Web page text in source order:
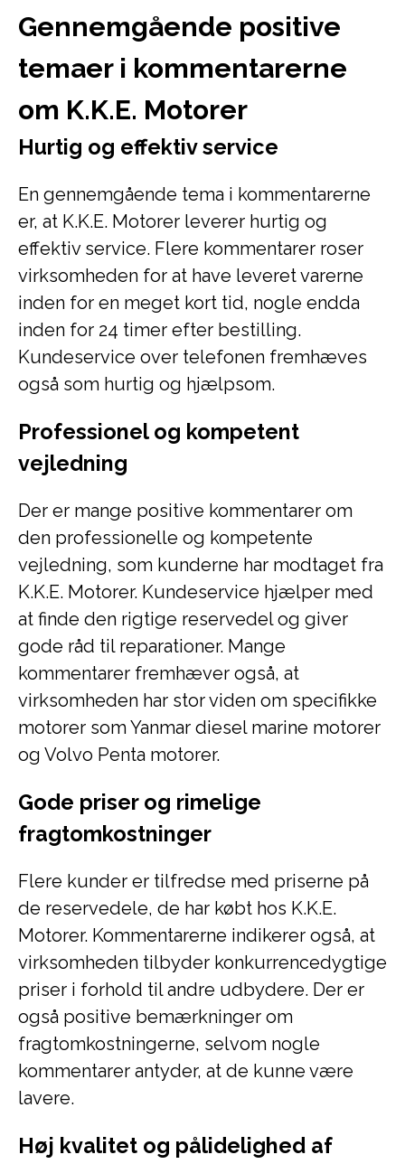
Gennemgående positive
temaer i kommentarerne
om K.K.E. Motorer
Hurtig og effektiv service
En gennemgående tema i kommentarerne
er, at K.K.E. Motorer leverer hurtig og
effektiv service. Flere kommentarer roser
virksomheden for at have leveret varerne
inden for en meget kort tid, nogle endda
inden for 24 timer efter bestilling.
Kundeservice over telefonen fremhæves
også som hurtig og hjælpsom.
Professionel og kompetent
vejledning
Der er mange positive kommentarer om
den professionelle og kompetente
vejledning, som kunderne har modtaget fra
K.K.E. Motorer. Kundeservice hjælper med
at finde den rigtige reservedel og giver
gode råd til reparationer. Mange
kommentarer fremhæver også, at
virksomheden har stor viden om specifikke
motorer som Yanmar diesel marine motorer
og Volvo Penta motorer.
Gode priser og rimelige
fragtomkostninger
Flere kunder er tilfredse med priserne på
de reservedele, de har købt hos K.K.E.
Motorer. Kommentarerne indikerer også, at
virksomheden tilbyder konkurrencedygtige
priser i forhold til andre udbydere. Der er
også positive bemærkninger om
fragtomkostningerne, selvom nogle
kommentarer antyder, at de kunne være
lavere.
Høj kvalitet og pålidelighed af